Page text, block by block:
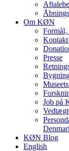
Om KØN
Kontakt
Presse
Job på
KØN Blog
English